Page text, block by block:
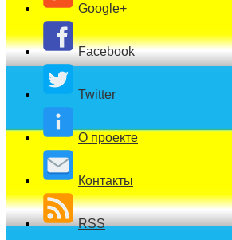
Google+
Facebook
Twitter
О проекте
Контакты
RSS